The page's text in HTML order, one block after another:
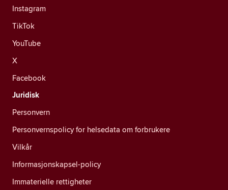
Instagram
TikTok
YouTube
X
Facebook
Juridisk
Personvern
Personvernspolicy for helsedata om forbrukere
Vilkår
Informasjonskapsel-policy
Immaterielle rettigheter